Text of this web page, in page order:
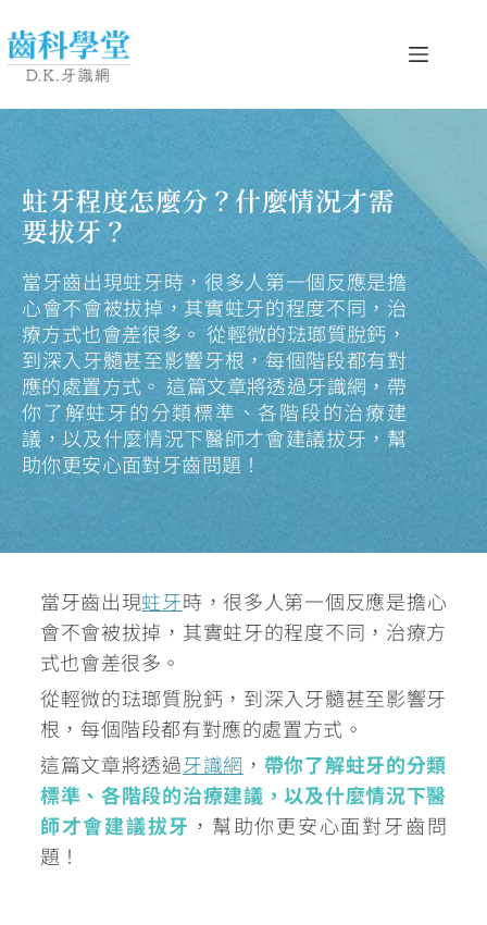
蛀牙程度怎麼分？什麼情況才需
要拔牙？
當牙齒出現蛀牙時，很多人第一個反應是擔
心會不會被拔掉，其實蛀牙的程度不同，治
療方式也會差很多。 從輕微的琺瑯質脫鈣，
到深入牙髓甚至影響牙根，每個階段都有對
應的處置方式。 這篇文章將透過牙識網，帶
你了解蛀牙的分類標準、各階段的治療建
議，以及什麼情況下醫師才會建議拔牙，幫
助你更安心面對牙齒問題！
當牙齒出現蛀牙時，很多人第一個反應是擔心
會不會被拔掉，其實蛀牙的程度不同，治療方
式也會差很多。
從輕微的琺瑯質脫鈣，到深入牙髓甚至影響牙
根，每個階段都有對應的處置方式。
這篇文章將透過牙識網 ， 帶你了解蛀牙的分類
標準、各階段的治療建議，以及什麼情況下醫
師才會建議拔牙 ，幫助你更安心面對牙齒問
題！